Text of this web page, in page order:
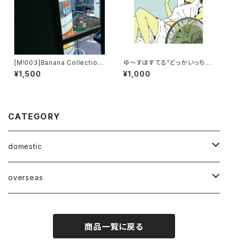
[M!003]Banana Collection
- Passing Busses
¥1,500
ゆ～すほすてる"どっかいっちゃ
いたい/いかないで～"
¥1,000
CATEGORY
domestic
Mabase Records[マバセレコーズ]
overseas
商品一覧に戻る